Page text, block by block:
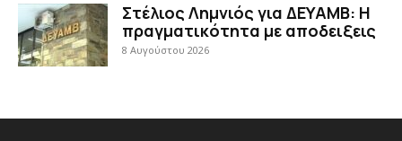
Στέλιος Λημνιός για ΔΕΥΑΜΒ: Η
πραγματικότητα με αποδειξεις
8 Αυγούστου 2026